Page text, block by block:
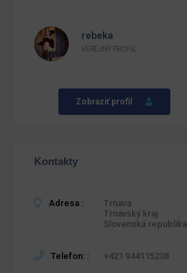
rebeka
VEREJNÝ PROFIL
Zobraziť profil
Kontakty
Adresa :
Trnava
Trnavský kraj
Slovenská republika
Telefon: : +421 944115238